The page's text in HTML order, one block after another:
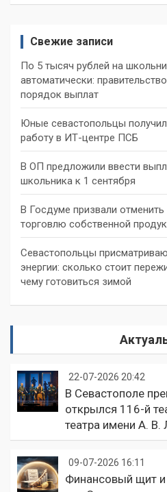
Свежие записи
По 5 тысяч рублей на
автоматически:
порядок выплат
Юные севастопольцы
работу в ИТ-центре ПСБ
В ОП предложили ввести
школьника к 1 сентября
В Госдуме призвали
торговлю собственной
Севастопольцы
энергии: сколько стоит
чему готовиться зимой
22-07-2026 20:42
В Севастополе
открылся 116-й
театра имени А. В.
09-07-2026 16:11
Финансовый щит